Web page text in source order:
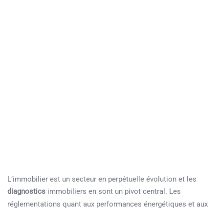
L’immobilier est un secteur en perpétuelle évolution et les
diagnostics immobiliers en sont un pivot central. Les
réglementations quant aux performances énergétiques et aux